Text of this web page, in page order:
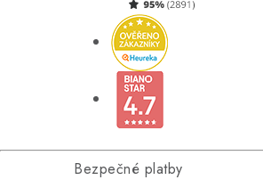
Bezpečné platby